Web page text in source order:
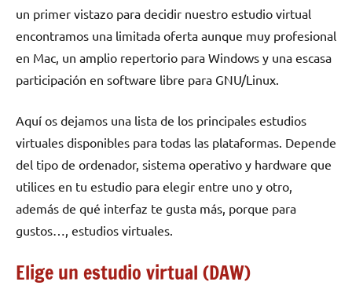
un primer vistazo para decidir nuestro estudio virtual
encontramos una limitada oferta aunque muy profesional
en Mac, un amplio repertorio para Windows y una escasa
participación en software libre para GNU/Linux.
Aquí os dejamos una lista de los principales estudios
virtuales disponibles para todas las plataformas. Depende
del tipo de ordenador, sistema operativo y hardware que
utilices en tu estudio para elegir entre uno y otro,
además de qué interfaz te gusta más, porque para
gustos…, estudios virtuales.
Elige un estudio virtual (DAW)